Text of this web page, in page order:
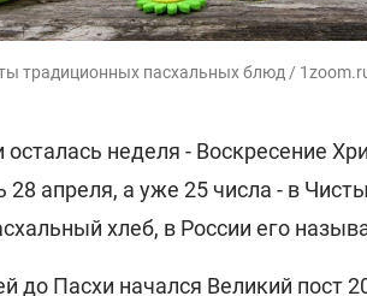
традиционных пасхальных блюд /
неделя - Воскресение
28 апреля, а уже 25 числа - в
хлеб, в России его
до Пасхи начался Великий пост